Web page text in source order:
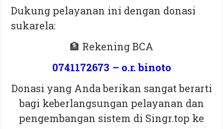
Dukung pelayanan ini dengan donasi
sukarela:
🏦 Rekening BCA
0741172673 – o.r. binoto
Donasi yang Anda berikan sangat berarti
bagi keberlangsungan pelayanan dan
pengembangan sistem di Singr.top ke